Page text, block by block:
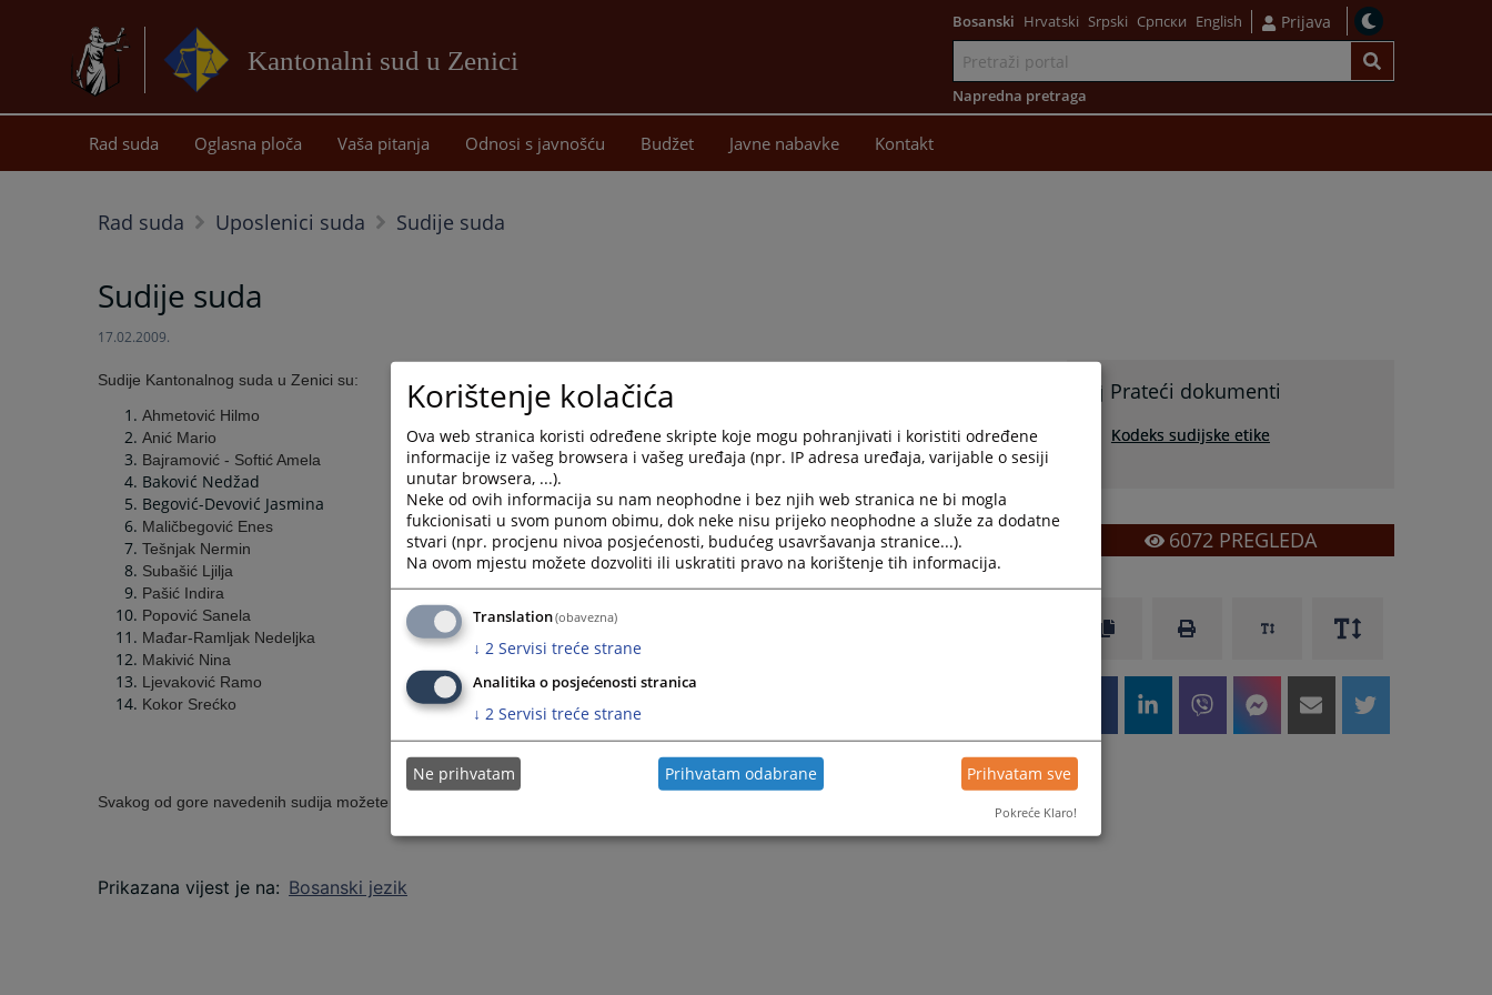
Kantonalni sud u Zenici
sadržaj
Bosanski Hrvatski Srpski Српски English Prijava
Napredna pretraga
Rad suda Oglasna ploča Vaša pitanja Odnosi s javnošću Budžet Javne nabavke Kontakt
Rad suda Uposlenici suda Sudije suda
Sudije suda
17.02.2009.
Sudije Kantonalnog suda u Zenici su:
Ahmetović Hilmo
Anić Mario
Bajramović - Softić Amela
Baković Nedžad
Begović-Devović Jasmina
Maličbegović Enes
Tešnjak Nermin
Subašić Ljilja
Pašić Indira
Popović Sanela
Mađar-Ramljak Nedeljka
Makivić Nina
Ljevaković Ramo
Kokor Srećko
Svakog od gore navedenih sudija možete kontaktirati putem E-maila tako da kucate
Prikazana vijest je na: Bosanski jezik
Prateći dokumenti
Kodeks sudijske etike
6072PREGLEDA
Korištenje kolačića
Ova web stranica koristi određene skripte koje mogu pohranjivati i koristiti određene
informacije iz vašeg browsera i vašeg uređaja (npr. IP adresa uređaja, varijable o sesiji
unutar browsera, ...).
Neke od ovih informacija su nam neophodne i bez njih web stranica ne bi mogla
fukcionisati u svom punom obimu, dok neke nisu prijeko neophodne a služe za dodatne
stvari (npr. procjenu nivoa posjećenosti, budućeg usavršavanja stranice...).
Na ovom mjestu možete dozvoliti ili uskratiti pravo na korištenje tih informacija.
Translation(obavezna)
↓ 2 Servisi treće strane
Analitika o posjećenosti stranica
↓ 2 Servisi treće strane
Ne prihvatam Prihvatam odabrane Prihvatam sve
Pokreće Klaro!